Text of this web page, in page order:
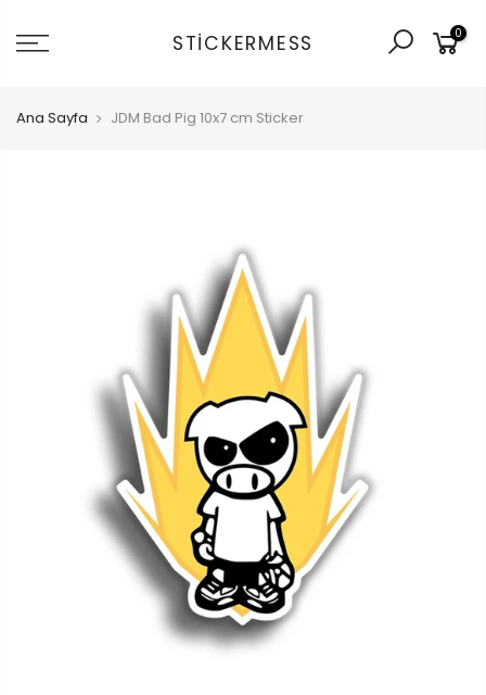
git
STICKERMESS 0
Ana Sayfa JDM Bad Pig 10x7 cm Sticker